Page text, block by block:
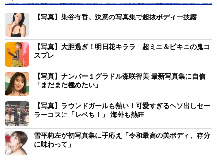
【写真】染谷有香、決意の写真集で超抜ボディー披露
【写真】大胆過ぎ！明日花キララ 超ミニ＆ビキニの鬼コ
スプレ
【写真】ナンバー１グラドル森咲智美 最新写真集に自信
「まだまだ極めたい」
【写真】ラウンドガールも熱い！可愛すぎるヘソ出しセー
ラーコスに「レベち！」 海外も熱狂
雪平莉左が初写真集に手応え「令和最高の美ボディ、存分
に味わって」